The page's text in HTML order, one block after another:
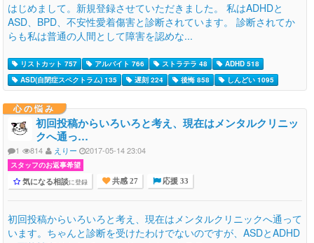
はじめまして。新規登録させていただきました。 私はADHDと
ASD、BPD、不安性愛着傷害と診断されています。 診断されてか
らも私は普通の人間として障害を認めな...
リストカット 757 アルバイト 766 ストラテラ 48
ADHD 518
ASD(自閉症スペクトラム) 135
遅刻 224 後悔 858 しんどい 1095
心の悩み
初回投稿からいろいろと考え、現在はメンタルクリニッ
クへ通っ…
1 814 えりー 2017-05-14 23:04
スタッフのお返事希望
気になる相談に登録 共感 27 応援 33
初回投稿からいろいろと考え、現在はメンタルクリニックへ通って
います。ちゃんと診断を受けたわけでないのですが、ASDとADHD